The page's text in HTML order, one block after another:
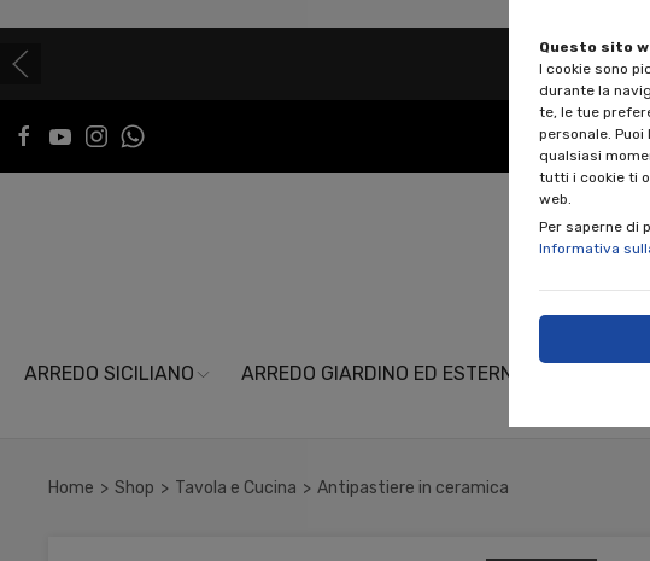
Questo sito
I cookie sono
durante la
te, le tue
personale.
qualsiasi
tutti i cookie ti
web.
Per saperne di
Informativa
ARREDO SICILIANO ARREDO GIARDINO ED ESTERNI
Home Shop Tavola e Cucina Antipastiere in ceramica